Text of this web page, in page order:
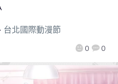
0 0
台北國際動漫節